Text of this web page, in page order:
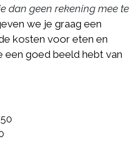
dan geen rekening mee te
we je graag een
kosten voor eten en
een goed beeld hebt van